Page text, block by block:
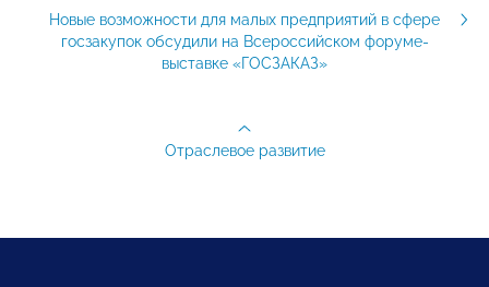
Новые возможности для малых предприятий в сфере
госзакупок обсудили на Всероссийском форуме-
выставке «ГОСЗАКАЗ»
Отраслевое развитие